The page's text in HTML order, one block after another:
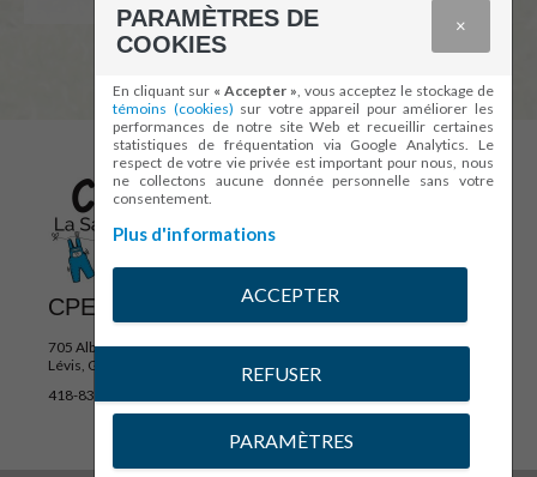
CPE LA SALOPETTE
705 Albert-Rousseau
Lévis, G6J 1Z6
418-831-7217
×
PARAMÈTRES DE
COOKIES
En cliquant sur « Accepter », vous acceptez le stockage de
témoins (cookies) sur votre appareil pour améliorer les
performances de notre site Web et recueillir certaines
statistiques de fréquentation via Google Analytics. Le
respect de votre vie privée est important pour nous, nous
ne collectons aucune donnée personnelle sans votre
consentement.
Plus d'informations
ACCEPTER
REFUSER
PARAMÈTRES